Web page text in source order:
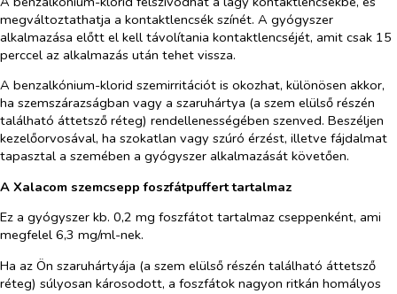
megváltoztathatja a kontaktlencsék színét. A gyógyszer
alkalmazása előtt el kell távolítania kontaktlencséjét, amit csak 15
perccel az alkalmazás után tehet vissza.
A benzalkónium-klorid szemirritációt is okozhat, különösen akkor,
ha szemszárazságban vagy a szaruhártya (a szem elülső részén
található áttetsző réteg) rendellenességében szenved. Beszéljen
kezelőorvosával, ha szokatlan vagy szúró érzést, illetve fájdalmat
tapasztal a szemében a gyógyszer alkalmazását követően.
A Xalacom szemcsepp foszfátpuffert tartalmaz
Ez a gyógyszer kb. 0,2 mg foszfátot tartalmaz cseppenként, ami
megfelel 6,3 mg/ml-nek.
Ha az Ön szaruhártyája (a szem elülső részén található áttetsző
réteg) súlyosan károsodott, a foszfátok nagyon ritkán homályos